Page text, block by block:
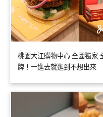
桃園大江購物中心 全國獨家
牌！一進去就逛到不想出來